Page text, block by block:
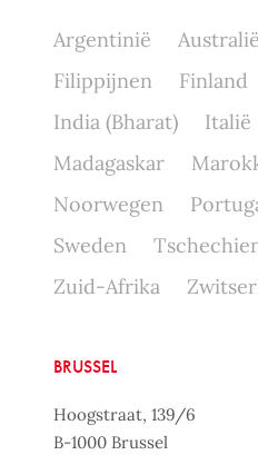
Argentinië Australië
Filippijnen
Finland
India (Bharat)
Italië
Madagaskar
Noorwegen
Sweden
Zuid-Afrika
BRUSSEL
Hoogstraat, 139/6
B-1000 Brussel